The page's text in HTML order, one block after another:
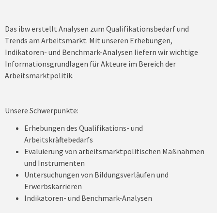
Das ibw erstellt Analysen zum Qualifikationsbedarf und
Trends am Arbeitsmarkt. Mit unseren Erhebungen,
Indikatoren- und Benchmark-Analysen liefern wir wichtige
Informationsgrundlagen für Akteure im Bereich der
Arbeitsmarktpolitik.
Unsere Schwerpunkte:
Erhebungen des Qualifikations- und
Arbeitskräftebedarfs
Evaluierung von arbeitsmarktpolitischen Maßnahmen
und Instrumenten
Untersuchungen von Bildungsverläufen und
Erwerbskarrieren
Indikatoren- und Benchmark-Analysen